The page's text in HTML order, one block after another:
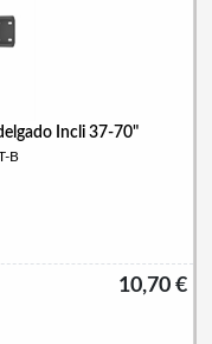
Incli 37-70"
B
10,70 €